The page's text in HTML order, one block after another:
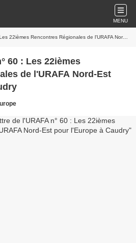
MENU
Rencontres Régionales de l'URAFA Nord-Est pour l'Europe à Caudry
60 : Les 22ièmes
de l'URAFA Nord-Est